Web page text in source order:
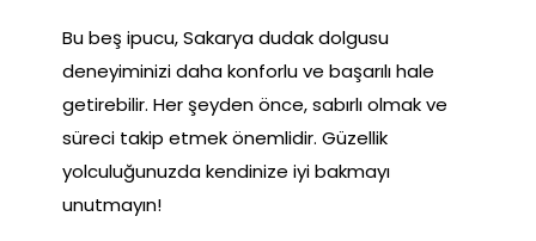
Bu beş ipucu, Sakarya dudak dolgusu
deneyiminizi daha konforlu ve başarılı hale
getirebilir. Her şeyden önce, sabırlı olmak ve
süreci takip etmek önemlidir. Güzellik
yolculuğunuzda kendinize iyi bakmayı
unutmayın!